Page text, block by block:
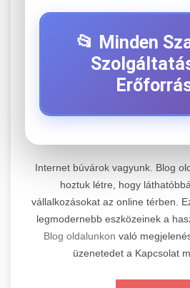
📂 Minden
Professzionális elektromos
karbantartási
technikusaink minőségi
minden jelentős
Szervizközpont
📊 2. Online
Ügynökség
Átfogó online marketing
beleértve a SEO-t, közösségi
Internet búvárok vagyunk. Blog
hoztuk létre, hogy
vállalkozásokat az online térben.
legmodernebb eszközeinek a
Blog oldalunkon való
üzenetedet a Kapcsolat